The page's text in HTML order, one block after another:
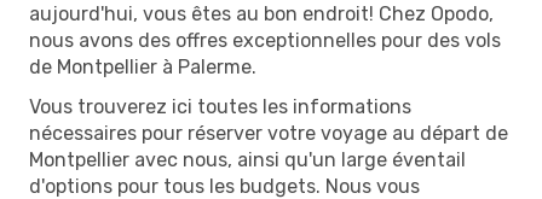
aujourd'hui, vous êtes au bon endroit! Chez Opodo,
nous avons des offres exceptionnelles pour des vols
de Montpellier à Palerme.
Vous trouverez ici toutes les informations
nécessaires pour réserver votre voyage au départ de
Montpellier avec nous, ainsi qu'un large éventail
d'options pour tous les budgets. Nous vous